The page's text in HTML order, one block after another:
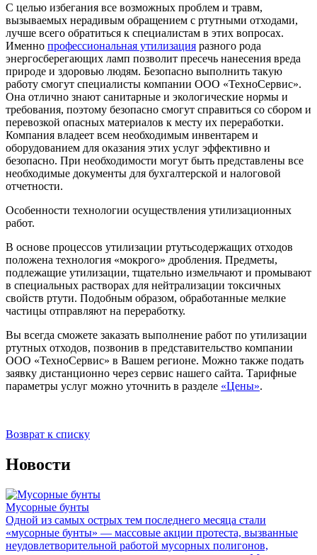
С целью избегания все возможных проблем и травм,
вызываемых нерадивым обращением с ртутными отходами,
лучше всего обратиться к специалистам в этих вопросах.
Именно профессиональная утилизация разного рода
энергосберегающих ламп позволит пресечь нанесения вреда
природе и здоровью людям. Безопасно выполнить такую
работу смогут специалисты компании ООО «ТехноСервис».
Она отлично знают санитарные и экологические нормы и
требования, поэтому безопасно смогут справиться со сбором и
перевозкой опасных материалов к месту их переработки.
Компания владеет всем необходимым инвентарем и
оборудованием для оказания этих услуг эффективно и
безопасно. При необходимости могут быть представлены все
необходимые документы для бухгалтерской и налоговой
отчетности.
Особенности технологии осуществления утилизационных
работ.
В основе процессов утилизации ртутьсодержащих отходов
положена технология «мокрого» дробления. Предметы,
подлежащие утилизации, тщательно измельчают и промывают
в специальных растворах для нейтрализации токсичных
свойств ртути. Подобным образом, обработанные мелкие
частицы отправляют на переработку.
Вы всегда сможете заказать выполнение работ по утилизации
ртутных отходов, позвонив в представительство компании
ООО «ТехноСервис» в Вашем регионе. Можно также подать
заявку дистанционно через сервис нашего сайта. Тарифные
параметры услуг можно уточнить в разделе «Цены».
Возврат к списку
Новости
Мусорные бунты
Одной из самых острых тем последнего месяца стали
«мусорные бунты» — массовые акции протеста, вызванные
неудовлетворительной работой мусорных полигонов,